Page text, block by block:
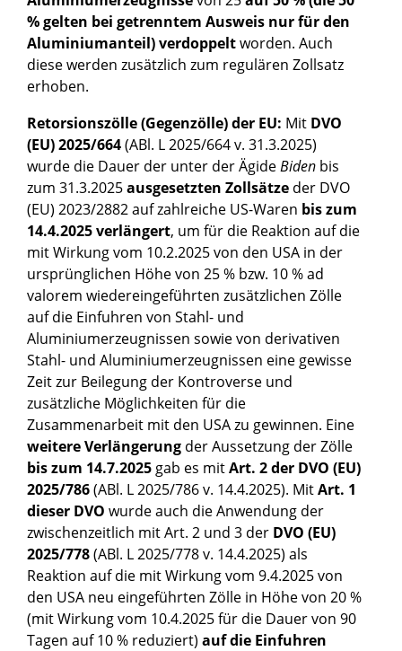
% gelten bei getrenntem Ausweis nur für den
Aluminiumanteil) verdoppeltworden. Auch
diese werden zusätzlich zum regulären Zollsatz
erhoben.
Retorsionszölle (Gegenzölle) der EU: Mit DVO
(EU) 2025/664(ABl. L 2025/664 v. 31.3.2025)
wurde die Dauer der unter der ÄgideBiden bis
zum 31.3.2025ausgesetzten Zollsätze der DVO
(EU) 2023/2882 auf zahlreiche US-Waren bis zum
14.4.2025verlängert, um für die Reaktion auf die
mit Wirkung vom 10.2.2025 von den USA in der
ursprünglichen Höhe von 25 % bzw. 10 % ad
valorem wiedereingeführten zusätzlichen Zölle
auf die Einfuhren von Stahl- und
Aluminiumerzeugnissen sowie von derivativen
Stahl- und Aluminiumerzeugnissen eine gewisse
Zeit zur Beilegung der Kontroverse und
zusätzliche Möglichkeiten für die
Zusammenarbeit mit den USA zu gewinnen. Eine
weitere Verlängerung der Aussetzung der Zölle
bis zum 14.7.2025 gab es mitArt. 2 der DVO (EU)
2025/786(ABl. L 2025/786 v. 14.4.2025). MitArt. 1
dieser DVO wurde auch die Anwendung der
zwischenzeitlich mit Art. 2 und 3 der DVO (EU)
2025/778(ABl. L 2025/778 v. 14.4.2025) als
Reaktion auf die mit Wirkung vom 9.4.2025 von
den USA neu eingeführten Zölle in Höhe von 20 %
(mit Wirkung vom 10.4.2025 für die Dauer von 90
Tagen auf 10 % reduziert) auf die Einfuhren